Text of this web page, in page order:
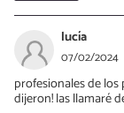
lucía
07/02/2024
profesionales de
dijeron! las llamaré